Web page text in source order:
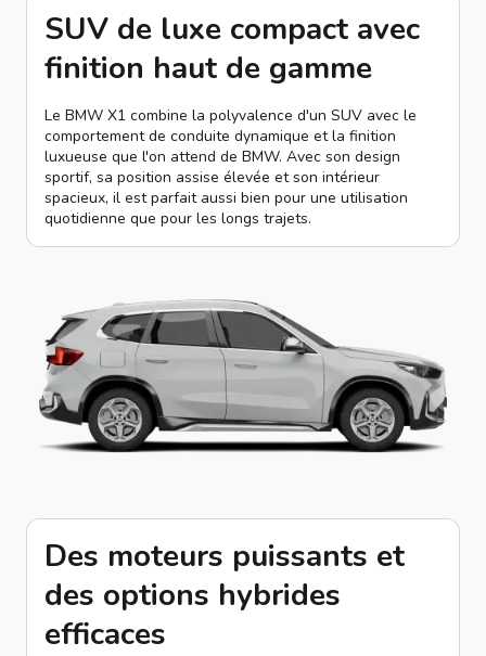
SUV de luxe compact avec
finition haut de gamme
Le BMW X1 combine la polyvalence d'un SUV avec le
comportement de conduite dynamique et la finition
luxueuse que l'on attend de BMW. Avec son design
sportif, sa position assise élevée et son intérieur
spacieux, il est parfait aussi bien pour une utilisation
quotidienne que pour les longs trajets.
Des moteurs puissants et
des options hybrides
efficaces